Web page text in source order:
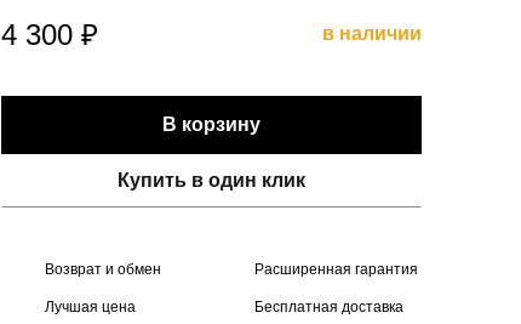
4 300 ₽ в наличии
В корзину
Купить в один клик
Возврат и обмен Расширенная гарантия
Лучшая цена Бесплатная доставка